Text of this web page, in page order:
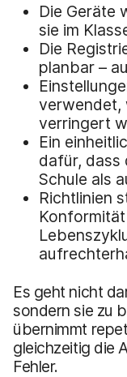
Die Geräte
sie im
Die
planbar –
verwendet,
verringert
Ein
dafür, dass
Schule als
Richtlinien
Es geht nicht
sondern sie zu
übernimmt
gleichzeitig die
Fehler.